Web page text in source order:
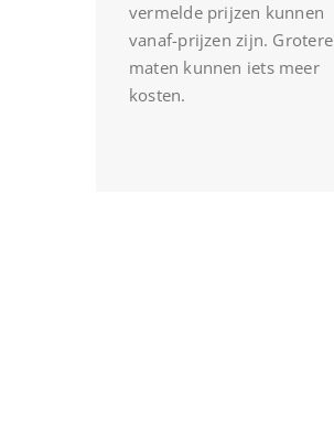
vermelde prijzen kunnen
vanaf-prijzen zijn. Grotere
maten kunnen iets meer
kosten.